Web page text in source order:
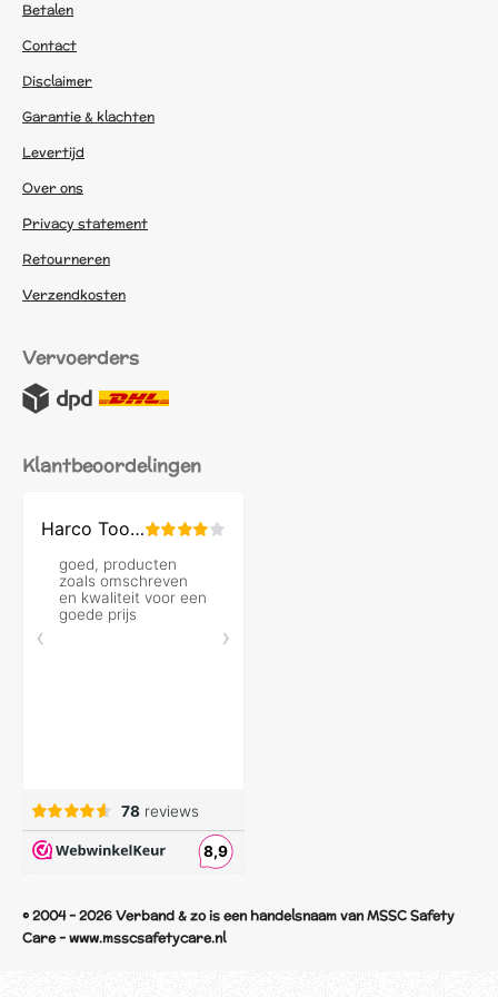
Betalen
Contact
Disclaimer
Garantie & klachten
Levertijd
Over ons
Privacy statement
Retourneren
Verzendkosten
Vervoerders
Klantbeoordelingen
© 2004 - 2026 Verband & zo is een handelsnaam van MSSC Safety
Care - www.msscsafetycare.nl